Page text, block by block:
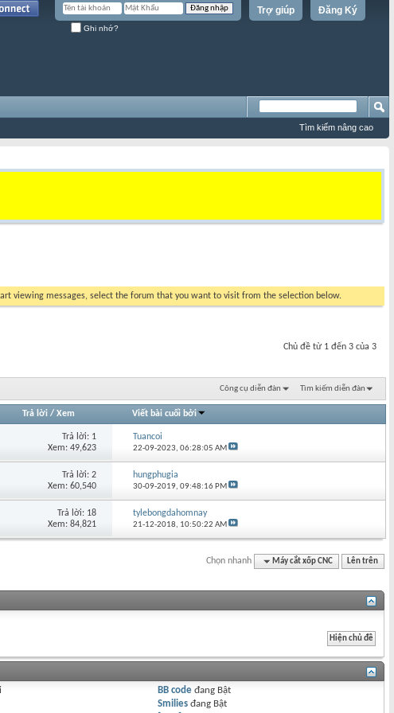
Đăng Ký
Trợ giúp
Ghi nhớ?
Tìm kiếm nâng cao
viewing messages, select the forum that you want to visit from the selection below.
Chủ đề từ 1 đến 3 của 3
Công cụ diễn đàn Tìm kiếm diễn đàn
Trả lời/ Xem Viết bài cuối bởi
Trả lời: 1
Xem: 49,623
Tuancoi
22-09-2023,06:28:05 AM
Trả lời: 2
Xem: 60,540
hungphugia
30-09-2019,09:48:16 PM
Trả lời: 18
Xem: 84,821
tylebongdahomnay
21-12-2018, 10:50:22 AM
Chọn nhanh Máy cắt xốp CNC Lên trên
BB code đang Bật
Smilies đang Bật